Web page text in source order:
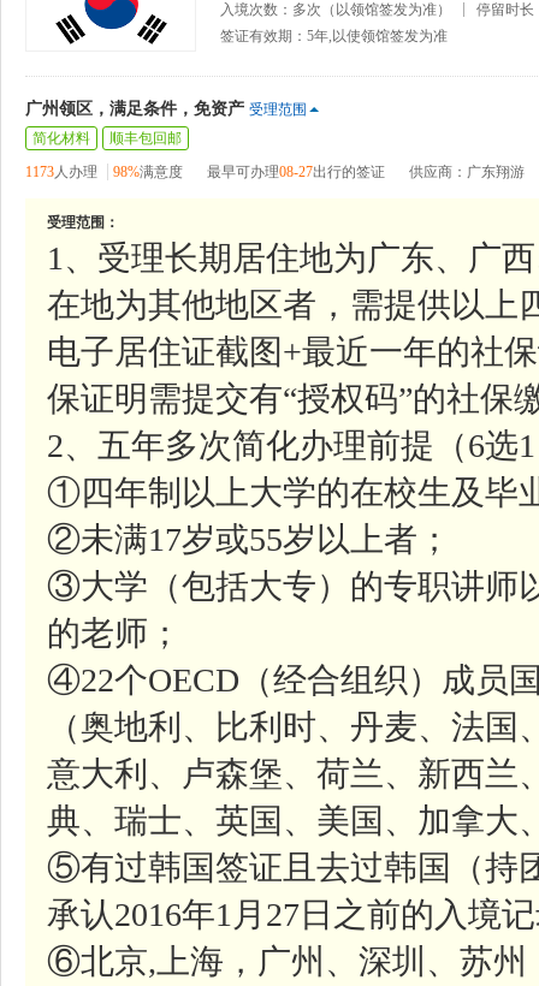
入境次数：多次（以领馆签发为准）
停留时长
签证有效期：5年,以使领馆签发为准
广州领区，满足条件，免资产 受理范围
简化材料
顺丰包回邮
1173人办理 98%满意度 最早可办理08-27出行的签证 供应商：广东翔游
受理范围：
1、受理长期居住地为广东、广
在地为其他地区者，需提供以上
电子居住证截图+最近一年的社
保证明需提交有“授权码”的社保
2、五年多次简化办理前提（6选
①四年制以上大学的在校生及毕
②未满17岁或55岁以上者；
③大学（包括大专）的专职讲师
的老师；
④22个OECD（经合组织）成员
（奥地利、比利时、丹麦、法
意大利、卢森堡、荷兰、新西兰
典、瑞士、英国、美国、加拿大
⑤有过韩国签证且去过韩国（持
承认2016年1月27日之前的入境
⑥北京,上海，广州、深圳、苏州